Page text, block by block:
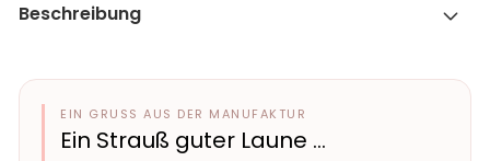
Beschreibung
EIN GRUSS AUS DER MANUFAKTUR
Ein Strauß guter Laune …